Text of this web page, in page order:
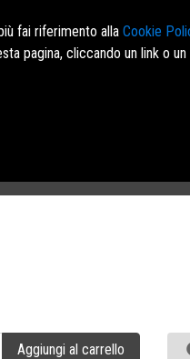
085 4164960 - E-mail:
Aggiungi al carrello
fai riferimento alla Cookie
pagina, cliccando un link o